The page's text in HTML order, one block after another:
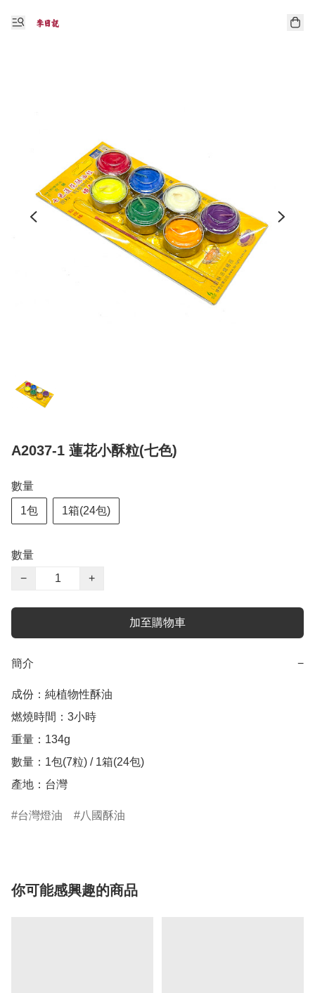
A2037-1 蓮花小酥粒(七色)
數量
1包 1箱(24包)
數量
−
+
加至購物車
簡介 −
成份：純植物性酥油
燃燒時間：3小時
重量：134g
數量：1包(7粒) / 1箱(24包)
產地：台灣
台灣燈油 八國酥油
你可能感興趣的商品